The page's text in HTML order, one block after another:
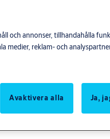
och annonser, tillhandahålla
medier, reklam- och
Avaktivera alla
Ja,